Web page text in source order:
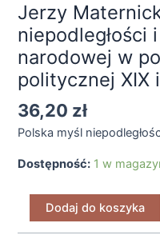
Jerzy
niepodległości
narodowej w
politycznej XIX
36,20 zł
Polska myśl
Dostępność: 1 w
Dodaj do koszyka